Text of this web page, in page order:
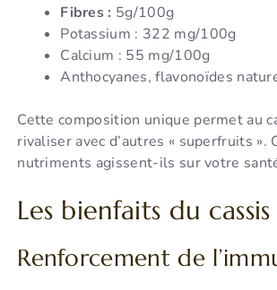
Fibres : 5g/100g
Potassium : 322 mg/100g
Calcium : 55 mg/100g
Anthocyanes, flavonoïdes
Cette composition unique permet au
rivaliser avec d’autres « superfruits ».
nutriments agissent-ils sur votre
Les bienfaits du
Renforcement de